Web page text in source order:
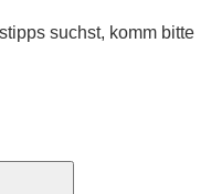
suchst, komm bitte